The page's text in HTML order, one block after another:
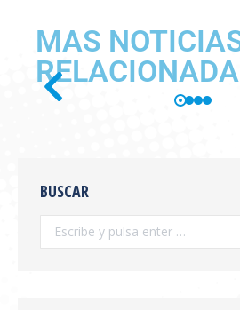
MAS
OFICIAL LA
SENASA 654/2026
Información General
BUSCAR